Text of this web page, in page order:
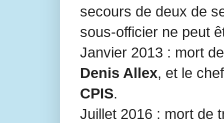
secours de deux de
sous-officier ne peut
Janvier 2013 : mort
Denis Allex, et le
CPIS.
Juillet 2016 : mort de